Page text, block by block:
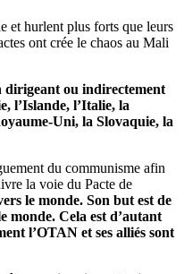
et hurlent plus forts que leurs
ont crée le chaos au Mali
dirigeant ou indirectement
l’Islande, l’Italie, la
Uni, la Slovaquie, la
du communisme afin
la voie du Pacte de
le monde. Son but est de
monde. Cela est d’autant
l’OTAN et ses alliés sont